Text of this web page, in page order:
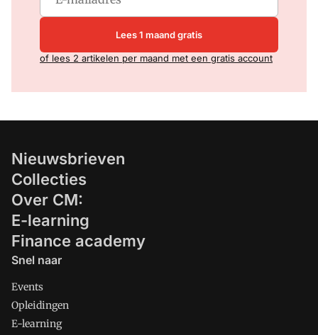
Lees 1 maand gratis
of lees 2 artikelen per maand met een gratis account
Nieuwsbrieven
Collecties
Over CM:
E-learning
Finance academy
Snel naar
Events
Opleidingen
E-learning